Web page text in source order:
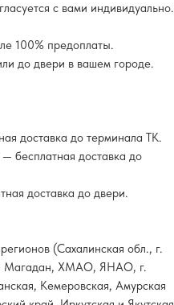
с вами индивидуально.
100% предоплаты.
до двери в вашем городе.
доставка до терминала ТК.
бесплатная доставка до
доставка до двери.
(Сахалинская обл., г.
г. Магадан, ХМАО, ЯНАО, г.
Кемеровская, Амурская